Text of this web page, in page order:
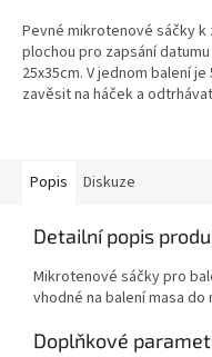
Pevné mikrotenové sáčky
plochou pro zapsání
25x35cm. V jednom balení
zavěsit na háček a
Popis Diskuze
Detailní popis
Mikrotenové sáčky pro
vhodné na balení masa do
Doplňkové